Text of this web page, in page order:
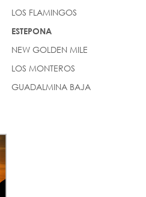
LOS FLAMINGOS
ESTEPONA
NEW GOLDEN MILE
LOS MONTEROS
GUADALMINA BAJA